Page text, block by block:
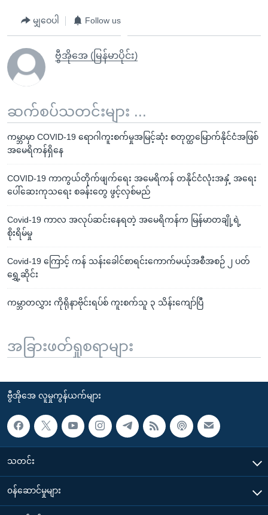
မျှဝေပါ Follow us
ဗွီအိုအေ (မြန်မာပိုင်း)
ဆက်စပ်သတင်းများ ...
ကမ္ဘာမှာ COVID-19 ရောဂါကူးစက်မှုအမြင့်ဆုံး စတုတ္ထမြောက်နိုင်ငံအဖြစ်
အမေရိကန်ရှိနေ
COVID-19 ကာကွယ်တိုက်ဖျက်ရေး အမေရိကန် တနိုင်ငံလုံးအနှံ့ အရေး
ပေါ်ဆေးကုသရေး စခန်းတွေ ဖွင့်လှစ်မည်
Covid-19 ကာလ အလုပ်ဆင်းနေရတဲ့ အမေရိကန်က မြန်မာတချို့ရဲ့
စိုးရိမ်မှု
Covid-19 ကြောင့် ကန် သန်းခေါင်စာရင်းကောက်မယ့်အစီအစဉ် ၂ ပတ်
ရွှေ့ဆိုင်း
ကမ္ဘာတလွှား ကိုရိုနာဗိုင်းရပ်စ် ကူးစက်သူ ၃ သိန်းကျော်ပြီ
အခြားဖတ်ရှုစရာများ
ဗွီအိုအေ လူမှုကွန်ယက်များ
သတင်း
၀န်ဆောင်မှုများ